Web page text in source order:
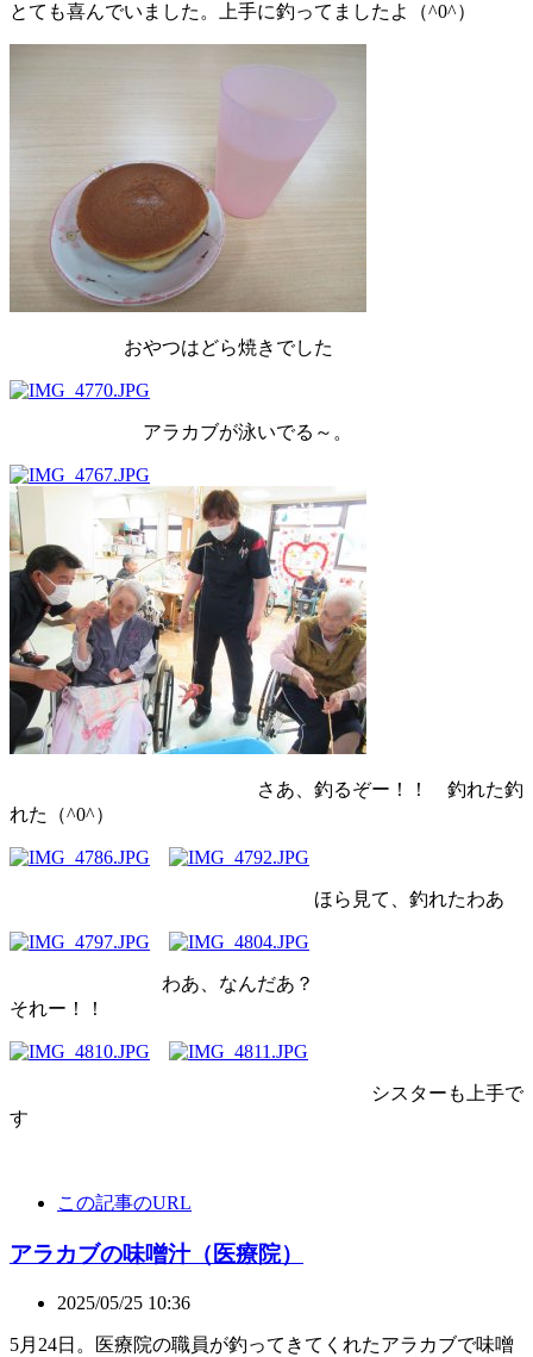
とても喜んでいました。上手に釣ってましたよ（^0^）
おやつはどら焼きでした
アラカブが泳いでる～。
さあ、釣るぞー！！ 釣れた釣
れた（^0^）
ほら見て、釣れたわあ
わあ、なんだあ？
それー！！
シスターも上手で
す
この記事のURL
アラカブの味噌汁（医療院）
2025/05/25 10:36
5月24日。医療院の職員が釣ってきてくれたアラカブで味噌